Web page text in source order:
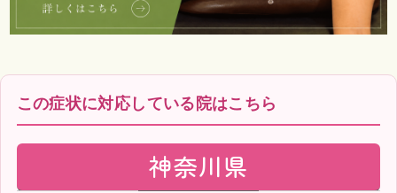
この症状に対応している院はこちら
神奈川県